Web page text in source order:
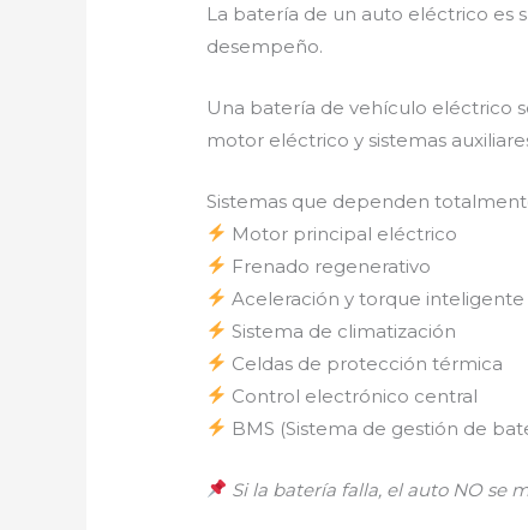
La batería de un auto eléctrico es
desempeño.
Una batería de vehículo eléctrico
motor eléctrico y sistemas
Sistemas que dependen
Motor principal eléctrico
Frenado regenerativo
Aceleración y torque inteligente
Sistema de climatización
Celdas de protección térmica
Control electrónico central
BMS (Sistema de gestión de
Si la batería falla, el auto NO se